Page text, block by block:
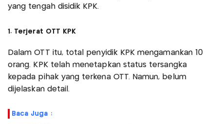
yang tengah disidik KPK.
1. Terjerat OTT KPK
Dalam OTT itu, total penyidik KPK mengamankan 10
orang. KPK telah menetapkan status tersangka
kepada pihak yang terkena OTT. Namun, belum
dijelaskan detail.
Baca Juga :